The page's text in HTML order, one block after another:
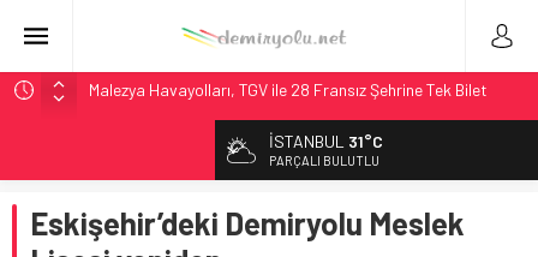
Malezya Havayolları, TGV ile 28 Fransız Şehrine Tek Bilet
ÖBB ve RFI’dan Brenner’da 15 Günlük Bakım: Tren Seferleri
NS, Temmuz 2026’dan İtibaren Koltukta Bagaja Kalıcı
Yasak, Ceza Yok
Madrid Atocha’da 56 Milyon Euro’luk Yenileme: Sol Tüneli
İSTANBUL 31°C
PARÇALI BULUTLU
Eskişehir’deki Demiryolu Meslek